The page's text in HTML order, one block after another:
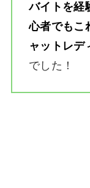
バイトを経
心者でもこ
ャットレデ
でした！